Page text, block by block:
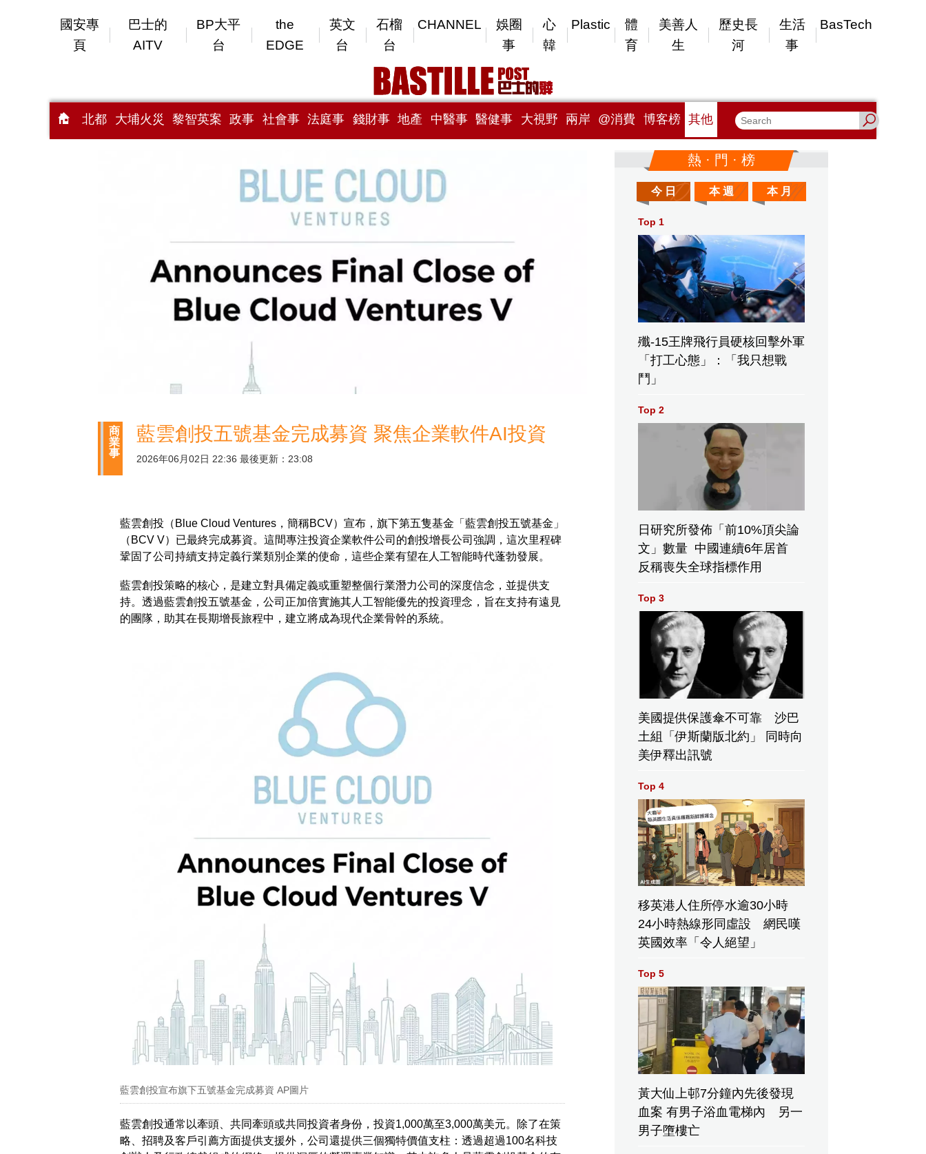
國安專
頁
巴士的
AITV
BP大平
台
the
EDGE
英文
台
石榴
台
CHANNEL
娛圈
事
心
韓
Plastic
體
育
美善人
生
歷史長
河
生活
事
BasTech
北都 大埔火災 黎智英案 政事 社會事 法庭事 錢財事 地產 中醫事 醫健事 大視野 兩岸 @消費 博客榜 其他
商
業
事
藍雲創投五號基金完成募資 聚焦企業軟件AI投資
2026年06月02日 22:36 最後更新：23:08
藍雲創投（Blue Cloud Ventures，簡稱BCV）宣布，旗下第五隻基金「藍雲創投五號基金」
（BCV V）已最終完成募資。這間專注投資企業軟件公司的創投增長公司強調，這次里程碑
鞏固了公司持續支持定義行業類別企業的使命，這些企業有望在人工智能時代蓬勃發展。
藍雲創投策略的核心，是建立對具備定義或重塑整個行業潛力公司的深度信念，並提供支
持。透過藍雲創投五號基金，公司正加倍實施其人工智能優先的投資理念，旨在支持有遠見
的團隊，助其在長期增長旅程中，建立將成為現代企業骨幹的系統。
藍雲創投宣布旗下五號基金完成募資 AP圖片
藍雲創投通常以牽頭、共同牽頭或共同投資者身份，投資1,000萬至3,000萬美元。除了在策
略、招聘及客戶引薦方面提供支援外，公司還提供三個獨特價值支柱：透過超過100名科技
熱 · 門 · 榜
今 日 本 週 本 月
Top 1
殲-15王牌飛行員硬核回擊外軍
「打工心態」：「我只想戰
鬥」
Top 2
日研究所發佈「前10%頂尖論
文」數量 中國連續6年居首
反稱喪失全球指標作用
Top 3
美國提供保護傘不可靠 沙巴
土組「伊斯蘭版北約」 同時向
美伊釋出訊號
Top 4
移英港人住所停水逾30小時
24小時熱線形同虛設 網民嘆
英國效率「令人絕望」
Top 5
黃大仙上邨7分鐘內先後發現
血案 有男子浴血電梯內 另一
男子墮樓亡